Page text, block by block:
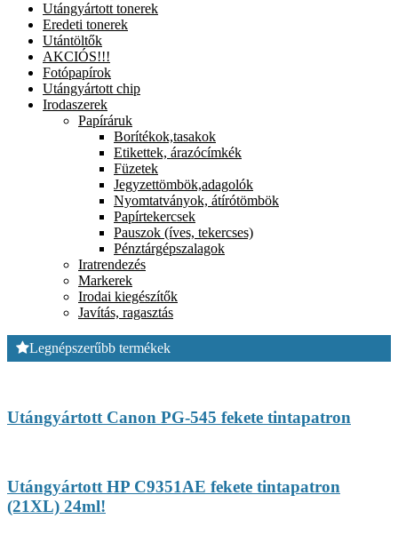
Utángyártott tonerek
Eredeti tonerek
Utántöltők
AKCIÓS!!!
Fotópapírok
Utángyártott chip
Irodaszerek
Papíráruk
Borítékok,tasakok
Etikettek, árazócímkék
Füzetek
Jegyzettömbök,adagolók
Nyomtatványok, átírótömbök
Papírtekercsek
Pauszok (íves, tekercses)
Pénztárgépszalagok
Iratrendezés
Markerek
Irodai kiegészítők
Javítás, ragasztás
Legnépszerűbb termékek
Utángyártott Canon PG-545 fekete tintapatron
Utángyártott HP C9351AE fekete tintapatron
(21XL) 24ml!